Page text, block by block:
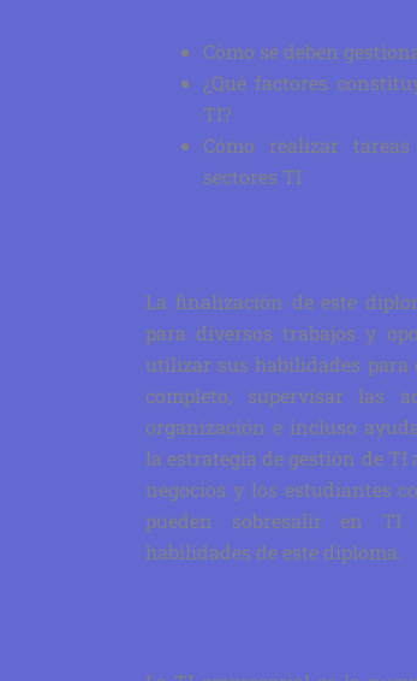
Cómo se deben
¿Qué factores
TI?
Cómo realizar
sectores TI
La finalización de este
para diversos trabajos y
utilizar sus habilidades
completo, supervisar las
organización e incluso
la estrategia de gestión de TI
negocios y los estudiantes
pueden sobresalir en TI
habilidades de este diploma.